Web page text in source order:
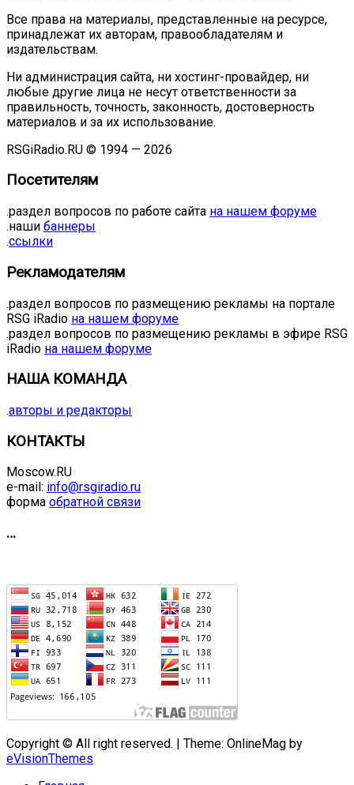
Все права на материалы, представленные на ресурсе,
принадлежат их авторам, правообладателям и
издательствам.
Ни администрация сайта, ни хостинг-провайдер, ни
любые другие лица не несут ответственности за
правильность, точность, законность, достоверность
материалов и за их использование.
RSGiRadio.RU © 1994 — 2026
Посетителям
.раздел вопросов по работе сайта на нашем форуме
.наши баннеры
.ссылки
Рекламодателям
.раздел вопросов по размещению рекламы на портале
RSG iRadio на нашем форуме
.раздел вопросов по размещению рекламы в эфире RSG
iRadio на нашем форуме
НАША КОМАНДА
.авторы и редакторы
КОНТАКТЫ
Moscow.RU
e-mail: info@rsgiradio.ru
форма обратной связи
…
Copyright © All right reserved. | Theme: OnlineMag by
eVisionThemes